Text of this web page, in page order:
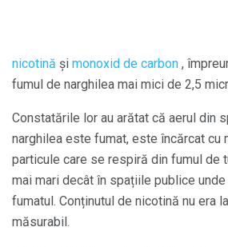
nicotină și monoxid de carbon ,
fumul de narghilea mai mici de 2,5
Constatările lor au arătat că aerul din
narghilea este fumat, este încărcat cu
particule care se respiră din fumul de
mai mari decât în ​​spațiile publice
fumatul. Conținutul de nicotină nu era
măsurabil.